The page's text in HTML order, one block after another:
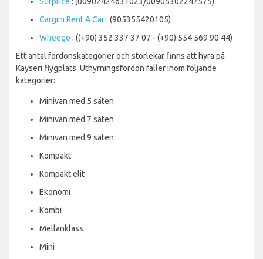
Cargini Rent A Car: (905355420105)
Wheego : ((+90) 352 337 37 07 - (+90) 554 569 90 44)
Ett antal fordonskategorier och storlekar finns att hyra på
Kayseri flygplats. Uthyrningsfordon faller inom följande
kategorier:
Minivan med 5 säten
Minivan med 7 säten
Minivan med 9 säten
Kompakt
Kompakt elit
Ekonomi
Kombi
Mellanklass
Mini